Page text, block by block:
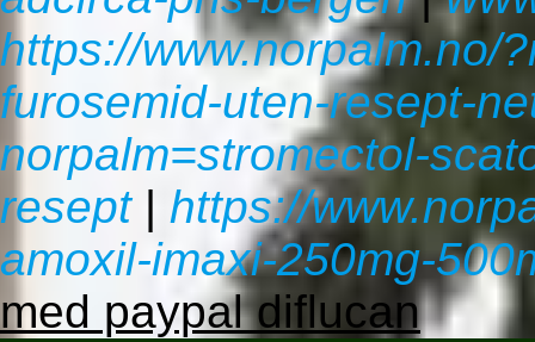
https://www.norpalm.no/
furosemid-uten-resept-
norpalm=stromectol-
resept| https://
amoxil-imaxi-250mg-
med paypal diflucan